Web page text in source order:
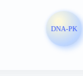
DNA-PK